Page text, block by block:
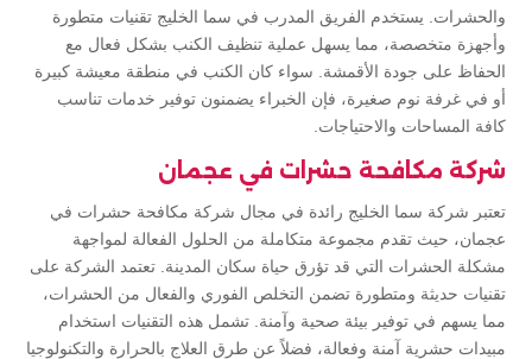
والحشرات. يستخدم الفريق المدرب في سما الخليج تقنيات متطورة
وأجهزة متخصصة، مما يسهل عملية تنظيف الكنب بشكل فعال مع
الحفاظ على جودة الأقمشة. سواء كان الكنب في منطقة معيشة كبيرة
أو في غرفة نوم صغيرة، فإن الخبراء يضمنون توفير خدمات تناسب
كافة المساحات والاحتياجات.
شركة مكافحة حشرات في عجمان
تعتبر شركة سما الخليج رائدة في مجال شركة مكافحة حشرات في
عجمان، حيث تقدم مجموعة متكاملة من الحلول الفعالة لمواجهة
مشكلة الحشرات التي قد تؤرق حياة سكان المدينة. تعتمد الشركة على
تقنيات حديثة ومتطورة تضمن التخلص الفوري والفعال من الحشرات،
مما يسهم في توفير بيئة صحية وآمنة. تشمل هذه التقنيات استخدام
مبيدات حشرية آمنة وفعالة، فضلاً عن طرق العلاج بالحرارة والتكنولوجيا